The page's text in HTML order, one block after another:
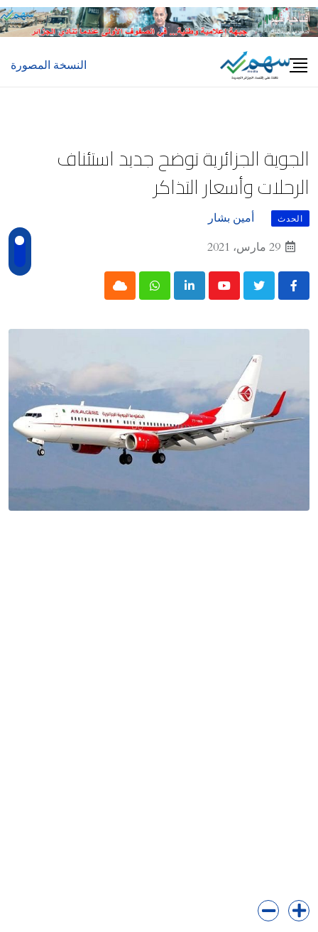
Skip
to
النسخة المصورة
الجوية الجزائرية توضح جديد استئناف
الرحلات وأسعار التذاكر
الحدث
أمين بشار
29 مارس، 2021
Youtube
LinkedIn
Whatsapp
Cloud